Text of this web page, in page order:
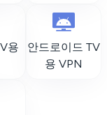
용
안드로이드 TV
용 VPN